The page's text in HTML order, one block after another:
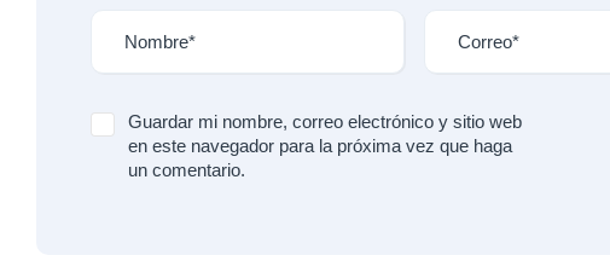
Guardar mi nombre, correo electrónico y sitio web
en este navegador para la próxima vez que haga
un comentario.